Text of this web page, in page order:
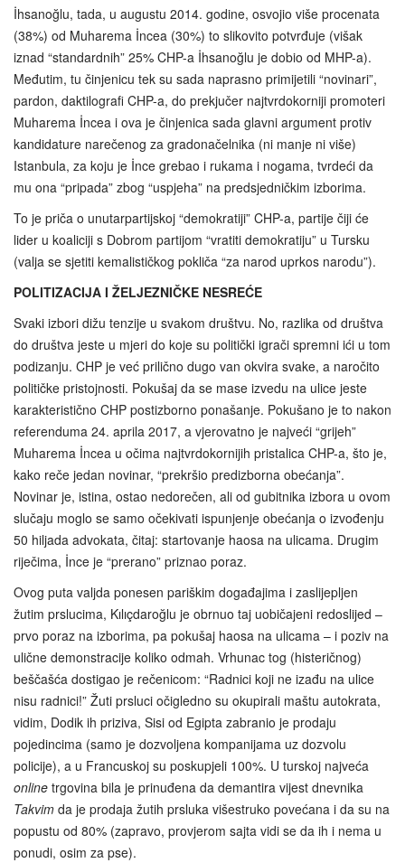
İhsanoğlu, tada, u augustu 2014. godine, osvojio više procenata
(38%) od Muharema İncea (30%) to slikovito potvrđuje (višak
iznad “standardnih” 25% CHP-a İhsanoğlu je dobio od MHP-a).
Međutim, tu činjenicu tek su sada naprasno primijetili “novinari”,
pardon, daktilografi CHP-a, do prekjučer najtvrdokorniji promoteri
Muharema İncea i ova je činjenica sada glavni argument protiv
kandidature narečenog za gradonačelnika (ni manje ni više)
Istanbula, za koju je İnce grebao i rukama i nogama, tvrdeći da
mu ona “pripada” zbog “uspjeha” na predsjedničkim izborima.
To je priča o unutarpartijskoj “demokratiji” CHP-a, partije čiji će
lider u koaliciji s Dobrom partijom “vratiti demokratiju” u Tursku
(valja se sjetiti kemalističkog pokliča “za narod uprkos narodu”).
POLITIZACIJA I ŽELJEZNIČKE NESREĆE
Svaki izbori dižu tenzije u svakom društvu. No, razlika od društva
do društva jeste u mjeri do koje su politički igrači spremni ići u tom
podizanju. CHP je već prilično dugo van okvira svake, a naročito
političke pristojnosti. Pokušaj da se mase izvedu na ulice jeste
karakteristično CHP postizborno ponašanje. Pokušano je to nakon
referenduma 24. aprila 2017, a vjerovatno je najveći “grijeh”
Muharema İncea u očima najtvrdokornijih pristalica CHP-a, što je,
kako reče jedan novinar, “prekršio predizborna obećanja”.
Novinar je, istina, ostao nedorečen, ali od gubitnika izbora u ovom
slučaju moglo se samo očekivati ispunjenje obećanja o izvođenju
50 hiljada advokata, čitaj: startovanje haosa na ulicama. Drugim
riječima, İnce je “prerano” priznao poraz.
Ovog puta valjda ponesen pariškim događajima i zaslijepljen
žutim prslucima, Kılıçdaroğlu je obrnuo taj uobičajeni redoslijed –
prvo poraz na izborima, pa pokušaj haosa na ulicama – i poziv na
ulične demonstracije koliko odmah. Vrhunac tog (histeričnog)
beščašća dostigao je rečenicom: “Radnici koji ne izađu na ulice
nisu radnici!” Žuti prsluci očigledno su okupirali maštu autokrata,
vidim, Dodik ih priziva, Sisi od Egipta zabranio je prodaju
pojedincima (samo je dozvoljena kompanijama uz dozvolu
policije), a u Francuskoj su poskupjeli 100%. U turskoj najveća
online trgovina bila je prinuđena da demantira vijest dnevnika
Takvim da je prodaja žutih prsluka višestruko povećana i da su na
popustu od 80% (zapravo, provjerom sajta vidi se da ih i nema u
ponudi, osim za pse).